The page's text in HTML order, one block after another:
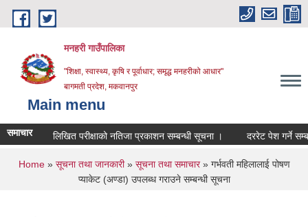
Skip to main content
मनहरी गाउँपालिका
"शिक्षा, स्वास्थ्य, कृषि र पूर्वाधार; समृद्ध मनहरीको आधार"
बागमती प्रदेश, मकवानपुर
Main menu
समाचारलिखित परीक्षाको नतिजा प्रकाशन सम्बन्धी सूचना । दररेट पेश गर्ने सम्बन्धमा
You are here
Home» सूचना तथा जानकारी» सूचना तथा समाचार» गर्भवती महिलालाई पोषण
प्याकेट (अण्डा) उपलब्ध गराउने सम्बन्धी सूचना